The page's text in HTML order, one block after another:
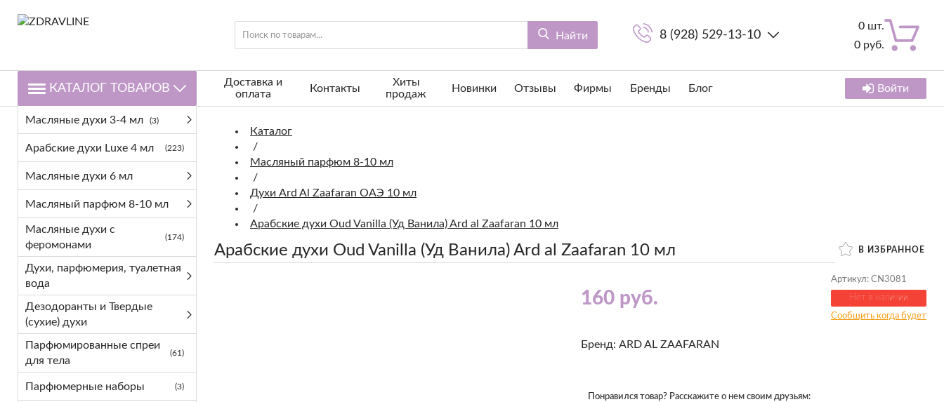
Найти 8 (928) 529-13-10
0 шт.
0 руб.
КАТАЛОГ ТОВАРОВ
Масляные духи 3-4 мл (3)
Арабские духи Luxe 4 мл (223)
Масляные духи 6 мл
Масляный парфюм 8-10 мл
Масляные духи с
феромонами
(174)
Духи, парфюмерия, туалетная
вода
Дезодоранты и Твердые
(сухие) духи
Парфюмированные спреи
для тела
(61)
Парфюмерные наборы (3)
Доставка и
оплата
Контакты
Хиты
продаж
Новинки Отзывы Фирмы Бренды Блог Войти
Каталог
/
Масляный парфюм 8-10 мл
/
Духи Ard Al Zaafaran ОАЭ 10 мл
/
Арабские духи Oud Vanilla (Уд Ванила) Ard al Zaafaran 10 мл
В ИЗБРАННОЕ
Арабские духи Oud Vanilla (Уд Ванила) Ard al Zaafaran 10 мл
160 руб.
Артикул: CN3081
Нет в наличии
Сообщить когда будет
Бренд: ARD AL ZAAFARAN
Понравился товар? Расскажите о нем своим друзьям: